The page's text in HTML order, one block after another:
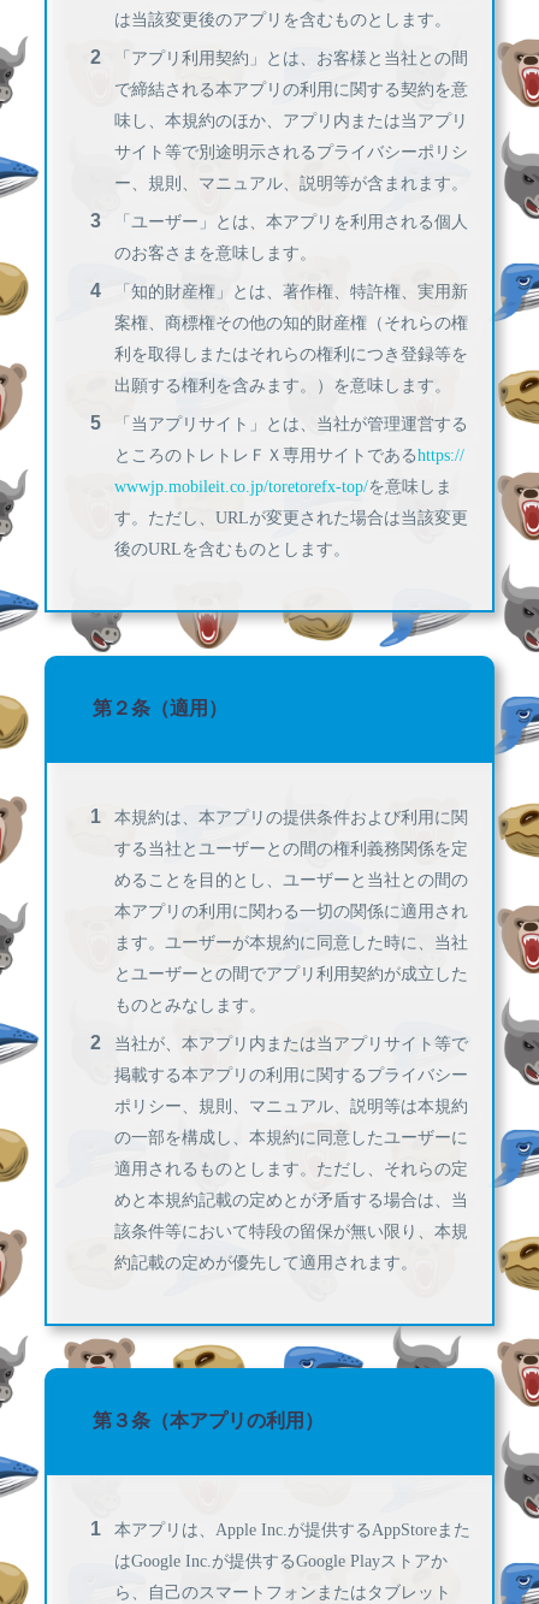
は当該変更後のアプリを含むものとします。
「アプリ利用契約」とは、お客様と当社との間
で締結される本アプリの利用に関する契約を意
味し、本規約のほか、アプリ内または当アプリ
サイト等で別途明示されるプライバシーポリシ
ー、規則、マニュアル、説明等が含まれます。
「ユーザー」とは、本アプリを利用される個人
のお客さまを意味します。
「知的財産権」とは、著作権、特許権、実用新
案権、商標権その他の知的財産権（それらの権
利を取得しまたはそれらの権利につき登録等を
出願する権利を含みます。）を意味します。
「当アプリサイト」とは、当社が管理運営する
ところのトレトレＦＸ専用サイトであるhttps://
wwwjp.mobileit.co.jp/toretorefx-top/を意味しま
す。ただし、URLが変更された場合は当該変更
後のURLを含むものとします。
第２条（適用）
本規約は、本アプリの提供条件および利用に関
する当社とユーザーとの間の権利義務関係を定
めることを目的とし、ユーザーと当社との間の
本アプリの利用に関わる一切の関係に適用され
ます。ユーザーが本規約に同意した時に、当社
とユーザーとの間でアプリ利用契約が成立した
ものとみなします。
当社が、本アプリ内または当アプリサイト等で
掲載する本アプリの利用に関するプライバシー
ポリシー、規則、マニュアル、説明等は本規約
の一部を構成し、本規約に同意したユーザーに
適用されるものとします。ただし、それらの定
めと本規約記載の定めとが矛盾する場合は、当
該条件等において特段の留保が無い限り、本規
約記載の定めが優先して適用されます。
第３条（本アプリの利用）
本アプリは、Apple Inc.が提供するAppStoreまた
はGoogle Inc.が提供するGoogle Playストアか
ら、自己のスマートフォンまたはタブレット